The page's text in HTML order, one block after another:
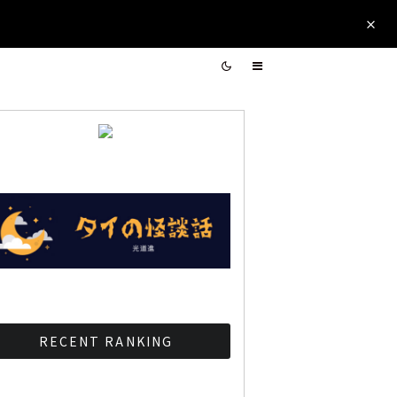
RECENT RANKING